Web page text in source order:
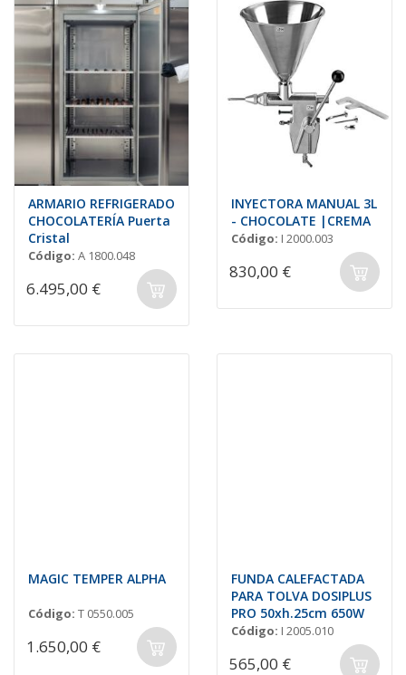
ARMARIO REFRIGERADO
CHOCOLATERÍA Puerta
Cristal
Código: A 1800.048
6.495,00 €
INYECTORA MANUAL 3L
- CHOCOLATE |CREMA
Código: I 2000.003
830,00 €
MAGIC TEMPER ALPHA
Código: T 0550.005
1.650,00 €
FUNDA CALEFACTADA
PARA TOLVA DOSIPLUS
PRO 50xh.25cm 650W
Código: I 2005.010
565,00 €